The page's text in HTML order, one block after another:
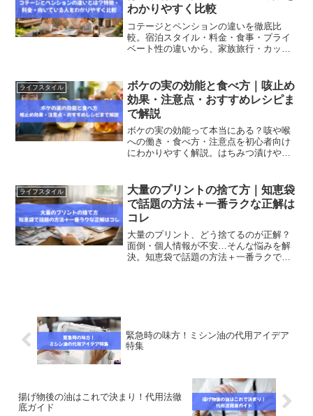
わかりやすく比較
コテージとペンションの違いを徹底比
較。宿泊スタイル・料金・食事・プライ
ベート性の違いから、家族旅行・カップ
失敗したくない方必見です。
ライフスタイル
ボケの実の効能と食べ方｜咳止め
効果・注意点・おすすめレシピま
で解説
ボケの実の効能って本当にある？咳や喉
への働き・食べ方・注意点を初心者向け
にわかりやすく解説。はちみつ漬けや果
ライフスタイル
大量のプリントの捨て方｜知恵袋
で話題の方法＋一番ラクな正解は
コレ
大量のプリント、どう捨てるのが正解？
面倒・個人情報が不安…そんな悩みを解
決。知恵袋で話題の方法＋一番ラクで安
緊急時の味方！ミシン油の代用アイデア
特集
揚げ物後の油はこれで決まり！代用法徹
底ガイド